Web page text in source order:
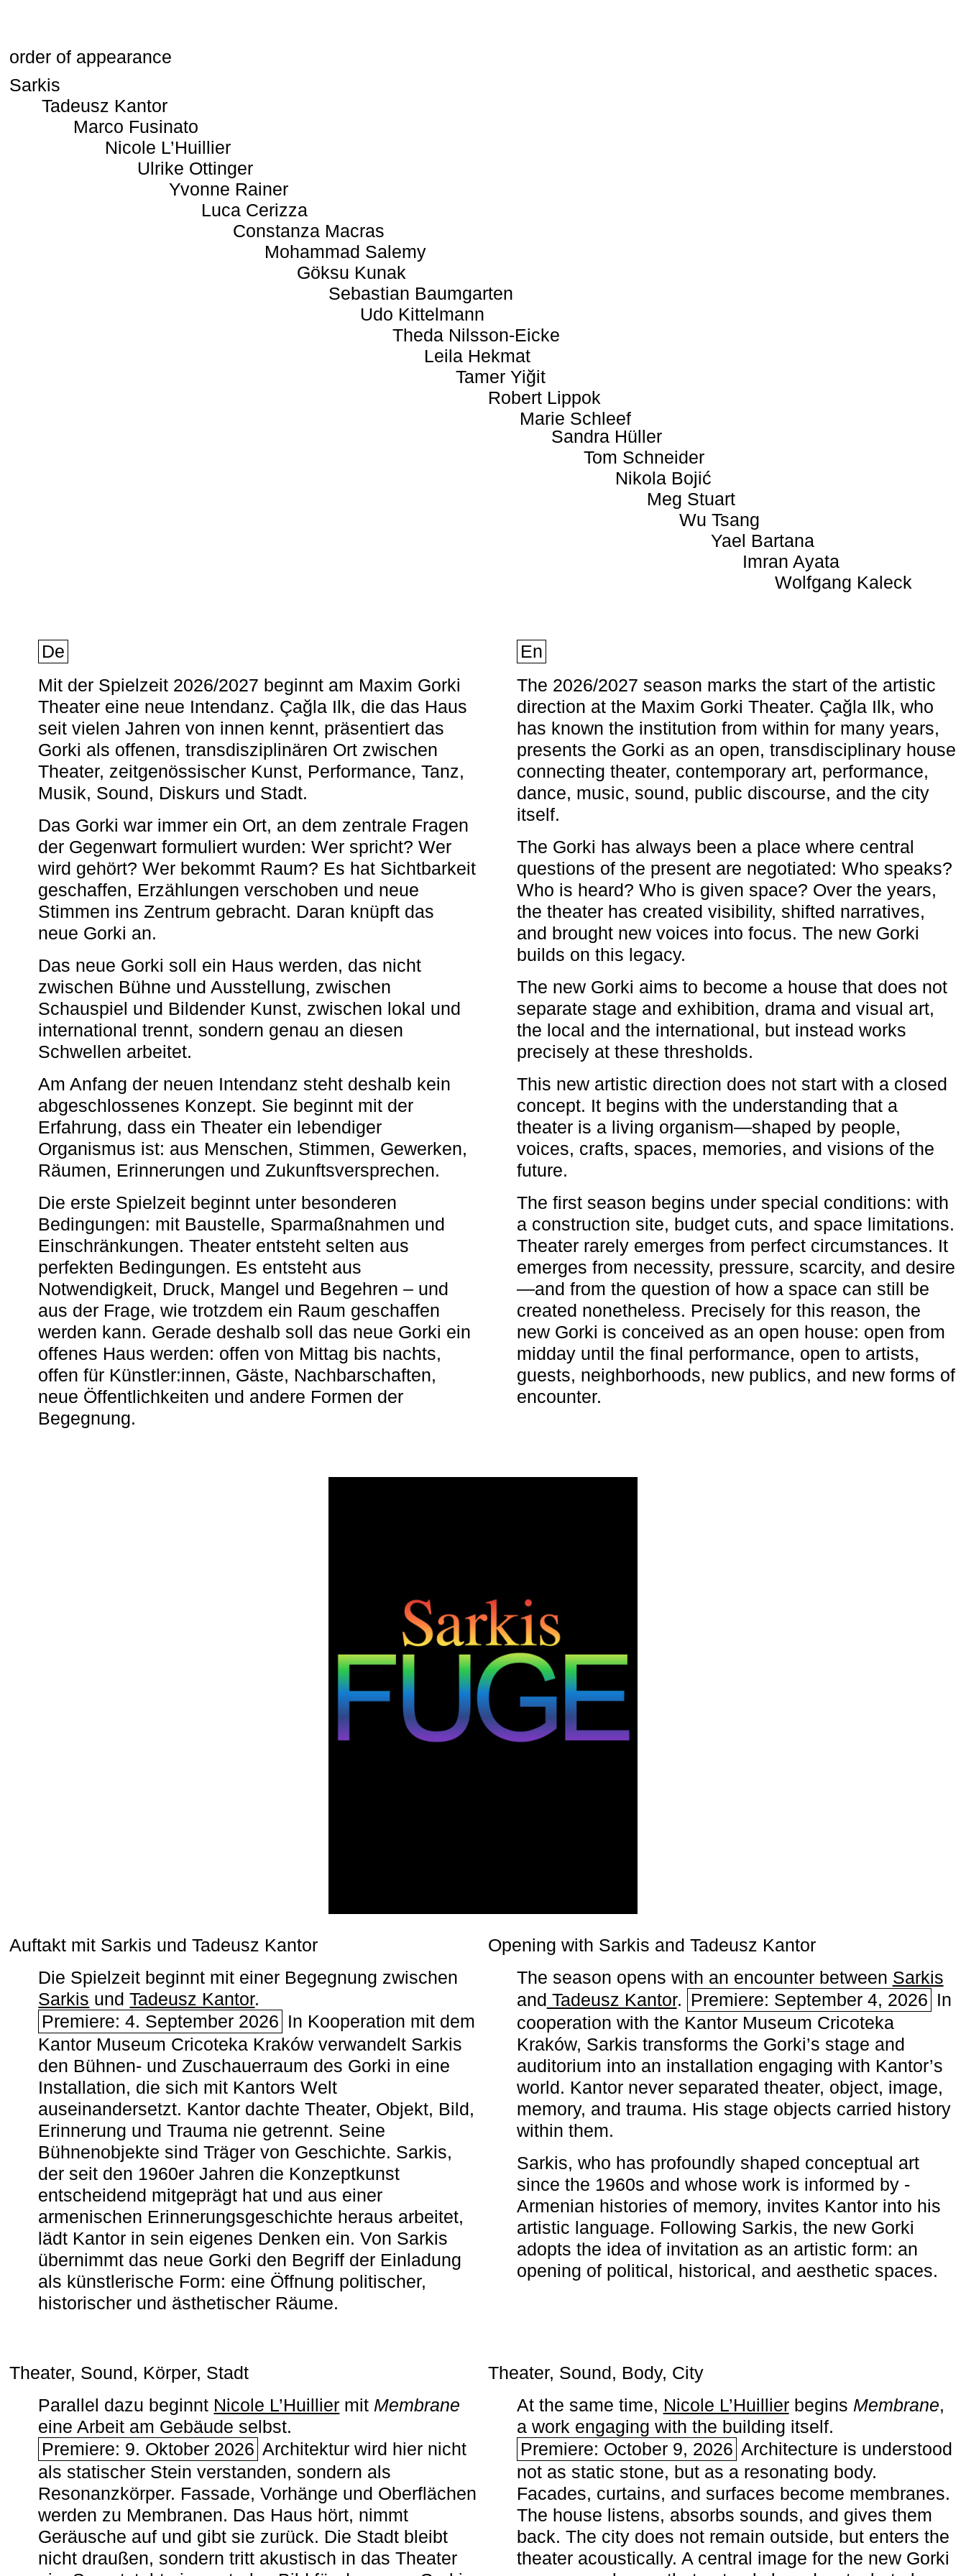
order of appearance
Sarkis
Tadeusz Kantor
Marco Fusinato
Nicole L’Huillier
Ulrike Ottinger
Yvonne Rainer
Luca Cerizza
Constanza Macras
Mohammad Salemy
Göksu Kunak
Sebastian Baumgarten
Udo Kittelmann
Theda Nilsson-Eicke
Leila Hekmat
Tamer Yiğit
Robert Lippok
Marie Schleef
Sandra Hüller
Tom Schneider
Nikola Bojić
Meg Stuart
Wu Tsang
Yael Bartana
Imran Ayata
Wolfgang Kaleck
De
Mit der Spielzeit 2026/2027 beginnt am Maxim Gorki
Theater eine neue Intendanz. Çağla Ilk, die das Haus
seit vielen Jahren von innen kennt, präsentiert das
Gorki als offenen, transdisziplinären Ort zwischen
Theater, zeitgenössischer Kunst, Performance, Tanz,
Musik, Sound, Diskurs und Stadt.
Das Gorki war immer ein Ort, an dem zentrale Fragen
der Gegenwart formuliert wurden: Wer spricht? Wer
wird gehört? Wer bekommt Raum? Es hat Sichtbarkeit
geschaffen, Erzählungen verschoben und neue
Stimmen ins Zentrum gebracht. Daran knüpft das
neue Gorki an.
Das neue Gorki soll ein Haus werden, das nicht
zwischen Bühne und Ausstellung, zwischen
Schauspiel und Bildender Kunst, zwischen lokal und
international trennt, sondern genau an diesen
Schwellen arbeitet.
Am Anfang der neuen Intendanz steht deshalb kein
abgeschlossenes Konzept. Sie beginnt mit der
Erfahrung, dass ein Theater ein lebendiger
Organismus ist: aus Menschen, Stimmen, Gewerken,
Räumen, Erinnerungen und Zukunftsversprechen.
Die erste Spielzeit beginnt unter besonderen
Bedingungen: mit Baustelle, Sparmaßnahmen und
Einschränkungen. Theater entsteht selten aus
perfekten Bedingungen. Es entsteht aus
Notwendigkeit, Druck, Mangel und Begehren – und
aus der Frage, wie trotzdem ein Raum geschaffen
werden kann. Gerade deshalb soll das neue Gorki ein
offenes Haus werden: offen von Mittag bis nachts,
offen für Künstler:innen, Gäste, Nachbarschaften,
neue Öffentlichkeiten und andere Formen der
Begegnung.
En
The 2026/2027 season marks the start of the artistic
direction at the Maxim Gorki Theater. Çağla Ilk, who
has known the institution from within for many years,
presents the Gorki as an open, transdisciplinary house
connecting theater, contemporary art, performance,
dance, music, sound, public discourse, and the city
itself.
The Gorki has always been a place where central
questions of the present are negotiated: Who speaks?
Who is heard? Who is given space? Over the years,
the theater has created visibility, shifted narratives,
and brought new voices into focus. The new Gorki
builds on this legacy.
The new Gorki aims to become a house that does not
separate stage and exhibition, drama and visual art,
the local and the international, but instead works
precisely at these thresholds.
This new artistic direction does not start with a closed
concept. It begins with the understanding that a
theater is a living organism—shaped by people,
voices, crafts, spaces, memories, and visions of the
future.
The first season begins under special conditions: with
a construction site, budget cuts, and space limitations.
Theater rarely emerges from perfect circumstances. It
emerges from necessity, pressure, scarcity, and desire
—and from the question of how a space can still be
created nonetheless. Precisely for this reason, the
new Gorki is conceived as an open house: open from
midday until the final performance, open to artists,
guests, neighborhoods, new publics, and new forms of
encounter.
Auftakt mit Sarkis und Tadeusz Kantor
Die Spielzeit beginnt mit einer Begegnung zwischen
Sarkis undTadeusz Kantor.
Premiere: 4. September 2026 In Kooperation mit dem
Kantor Museum Cricoteka Kraków verwandelt Sarkis
den Bühnen- und Zuschauerraum des Gorki in eine
Installation, die sich mit Kantors Welt
auseinandersetzt. Kantor dachte Theater, Objekt, Bild,
Erinnerung und Trauma nie getrennt. Seine
Bühnenobjekte sind Träger von Geschichte. Sarkis,
der seit den 1960er Jahren die Konzeptkunst
entscheidend mitgeprägt hat und aus einer
armenischen ­Erinnerungsgeschichte heraus arbeitet,
lädt Kantor in sein eigenes Denken ein. Von Sarkis
übernimmt das neue Gorki den Begriff der Einladung
als künstlerische Form: eine Öffnung politischer,
historischer und ästhetischer Räume.
Opening with Sarkis and Tadeusz Kantor
The season opens with an encounter between Sarkis
and Tadeusz Kantor. Premiere: September 4, 2026 In
cooperation with the ­Kantor Museum Cricoteka
Kraków, Sarkis transforms the Gorki’s stage and
auditorium into an installation engaging with Kantor’s
world. Kantor never separated theater, object, image,
memory, and trauma. His stage objects carried history
within them.
Sarkis, who has profoundly shaped conceptual art
since the 1960s and whose work is informed by ­
Armenian histories of memory, invites Kantor into his
artistic language. Following Sarkis, the new Gorki
adopts the idea of invitation as an artistic form: an
opening of political, historical, and aesthetic spaces.
Theater, Sound, Körper, Stadt
Parallel dazu beginnt Nicole L’Huillier mit ­ Membrane
eine Arbeit am Gebäude selbst.
Premiere: 9. Oktober 2026 Architektur wird hier nicht
als statischer Stein verstanden, sondern als
Resonanzkörper. Fassade, Vorhänge und Oberflächen
werden zu Membranen. Das Haus hört, nimmt
Geräusche auf und gibt sie zurück. Die Stadt bleibt
nicht draußen, sondern tritt akustisch in das Theater
Theater, Sound, Body, City
At the same time, Nicole L’Huillierbegins ­ Membrane,
a work engaging with the building itself.
Premiere: October 9, 2026 Architecture is understood
not as static stone, but as a resonating body.
Facades, curtains, and surfaces become membranes.
The house listens, absorbs sounds, and gives them
back. The city does not remain outside, but enters the
theater acoustically. A central image for the new Gorki